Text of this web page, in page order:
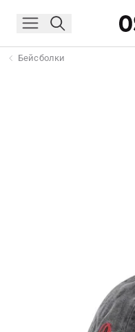
Бейсболки